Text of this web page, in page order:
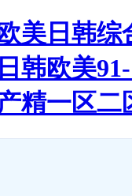
美日韩
韩欧美
精一区